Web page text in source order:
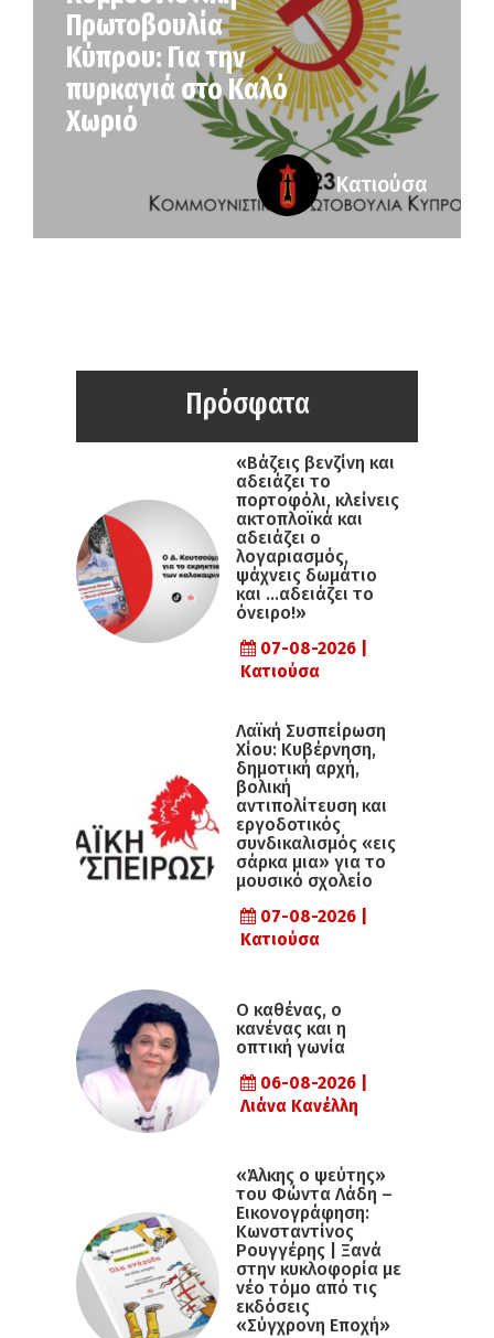
Πρωτοβουλία
Κύπρου: Για την
πυρκαγιά στο Καλό
Χωριό
Κατιούσα
Πρόσφατα
«Βάζεις βενζίνη και
αδειάζει το
πορτοφόλι, κλείνεις
ακτοπλοϊκά και
αδειάζει ο
λογαριασμός,
ψάχνεις δωμάτιο
και …αδειάζει το
όνειρο!»
07-08-2026 |
Κατιούσα
Λαϊκή Συσπείρωση
Χίου: Κυβέρνηση,
δημοτική αρχή,
βολική
αντιπολίτευση και
εργοδοτικός
συνδικαλισμός «εις
σάρκα μια» για το
μουσικό σχολείο
07-08-2026 |
Κατιούσα
Ο καθένας, ο
κανένας και η
οπτική γωνία
06-08-2026 |
Λιάνα Κανέλλη
«Άλκης ο ψεύτης»
του Φώντα Λάδη –
Εικονογράφηση:
Κωνσταντίνος
Ρουγγέρης | Ξανά
στην κυκλοφορία με
νέο τόμο από τις
εκδόσεις
«Σύγχρονη Εποχή»